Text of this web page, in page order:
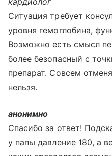
Ситуация требует
уровня гемоглобина,
Возможно есть смысл
более безопасный с
препарат. Совсем
нельзя.
анонимно
Спасибо за ответ!
у папы давление 180, а